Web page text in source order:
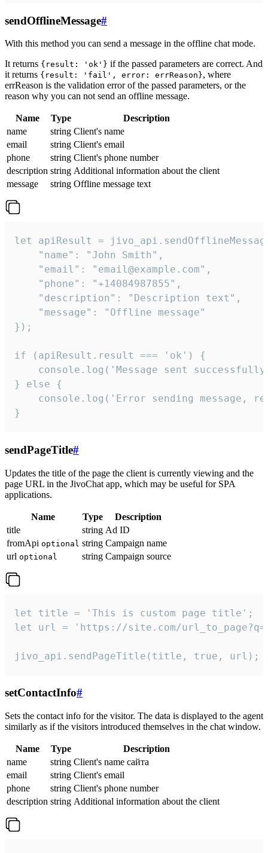
sendOfflineMessage#
With this method you can send a message in the offline chat mode.
It returns {result: 'ok'} if the passed parameters are correct. And
it returns {result: 'fail', error: errReason}, where
errReason is the validation error of the passed parameters, or the
reason why you can not send an offline message.
Name Type
Description
name
string Client's name
email
string Client's email
phone
string Client's phone number
description string Additional information about the client
message
string Offline message text
let apiResult =
    "name": "John Smith",
    "email": "email@example.com",
    "phone": "+14084987855",
    "description": "Description text",
    "message": "Offline message"
});
if (apiResult.result === 'ok') {
console.log('Message sent
} else {
console.log('Error sending message,
}
sendPageTitle#
Updates the title of the page the client is currently viewing and the
page URL in the JivoChat app, which may be useful for SPA
applications.
Name Type
Description
title
string Ad ID
fromApi optional string Campaign name
url optional string Campaign source
let title = 'This is custom page title';
let url = 'https://site.com/
jivo_api.sendPageTitle(title, true, url);
setContactInfo#
Sets the contact info for the visitor. The data is displayed to the agent
similarly as if the visitors introduced themselves in the chat window.
Name Type
Description
name
string Client's name сайта
email
string Client's email
phone
string Client's phone number
description string Additional information about the client